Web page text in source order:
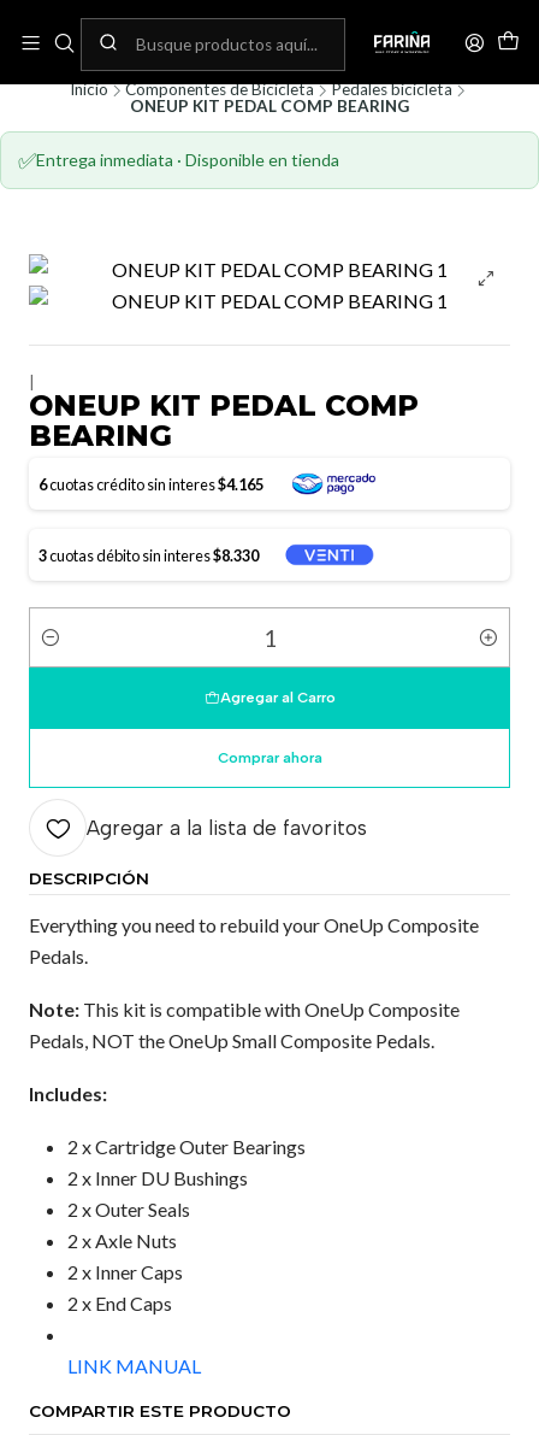
Envíos gratis por compras sobre 80.000! (No aplica para bicicletas)
Inicio Componentes de Bicicleta
Pedales bicicleta
ONEUP KIT PEDAL COMP BEARING
✅Entrega inmediata · Disponible en tienda
ONEUP KIT PEDAL COMP
BEARING
6cuotas crédito sin interes$4.165
3cuotas débito sin interes$8.330
Cantidad
Agregar al Carro
Comprar ahora
Agregar a la lista de favoritos
DESCRIPCIÓN
Everything you need to rebuild your OneUp Composite
Pedals.
Note: This kit is compatible with OneUp Composite
Pedals, NOT the OneUp Small Composite Pedals.
Includes:
2 x Cartridge Outer Bearings
2 x Inner DU Bushings
2 x Outer Seals
2 x Axle Nuts
2 x Inner Caps
2 x End Caps
LINK MANUAL
COMPARTIR ESTE PRODUCTO